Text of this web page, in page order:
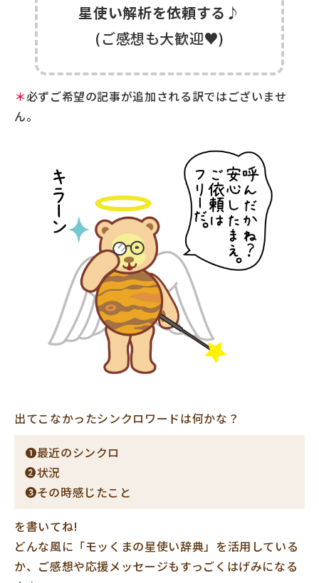
星使い解析を依頼する♪
(ご感想も大歓迎♥)
＊必ずご希望の記事が追加される訳ではございませ
ん。
出てこなかったシンクロワードは何かな？
❶最近のシンクロ
❷状況
❸その時感じたこと
を書いてね!
どんな風に「モッくまの星使い辞典」を活用している
か、ご感想や応援メッセージもすっごくはげみになる